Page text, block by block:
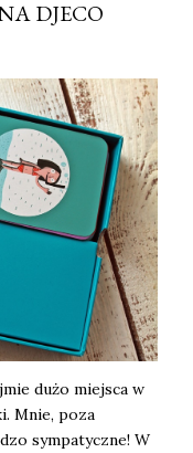
DJECO
dużo miejsca w
Mnie, poza
sympatyczne! W